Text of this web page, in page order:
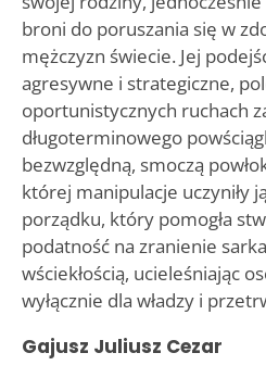
broni do poruszania się w
mężczyzn świecie. Jej
agresywne i strategiczne,
oportunistycznych ruchach
długoterminowego
bezwzględną, smoczą
której manipulacje uczyniły
porządku, który pomogła
podatność na zranienie
wściekłością, ucieleśniając
wyłącznie dla władzy i
Gajusz Juliusz Cezar